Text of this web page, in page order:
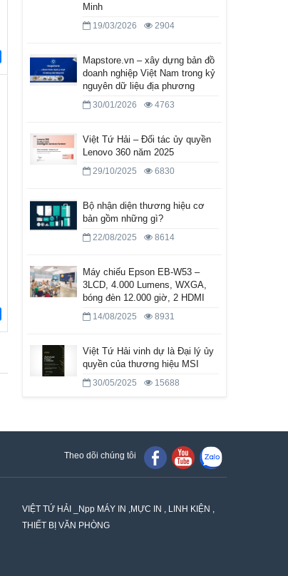
Minh
19/03/2026 2904
Mapstore.vn – xây dựng bản đồ
doanh nghiệp Việt Nam trong kỷ
nguyên dữ liệu địa phương
30/01/2026 4763
Việt Tứ Hải – Đối tác ủy quyền
Lenovo 360 năm 2025
29/10/2025 6830
Bộ nhận diện thương hiệu cơ
bản gồm những gì?
22/08/2025 8614
Máy chiếu Epson EB-W53 –
3LCD, 4.000 Lumens, WXGA,
bóng đèn 12.000 giờ, 2 HDMI
14/08/2025 8931
Việt Tứ Hải vinh dự là Đại lý ủy
quyền của thương hiệu MSI
30/05/2025 15688
Theo dõi chúng tôi
VIỆT TỨ HẢI _Npp MÁY IN ,MỰC IN , LINH KIỆN ,
THIẾT BỊ VĂN PHÒNG